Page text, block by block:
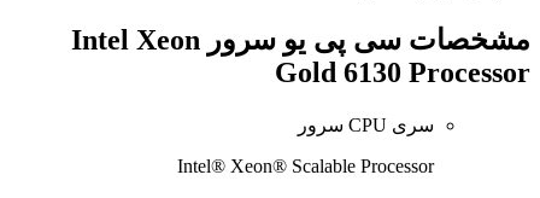
مشخصات
سی پی یو سرور Intel Xeon
Gold 6130 Processor
سری CPU سرور
Intel® Xeon® Scalable Processor